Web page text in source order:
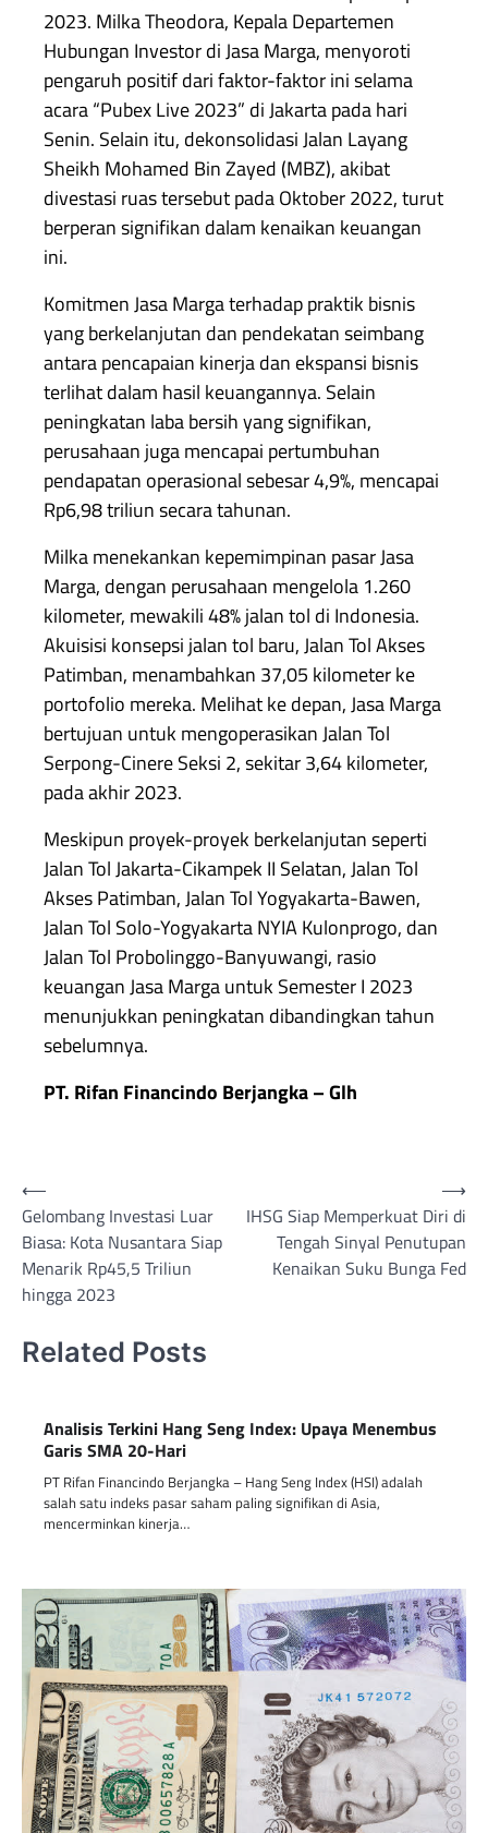
2023. Milka Theodora, Kepala Departemen
Hubungan Investor di Jasa Marga, menyoroti
pengaruh positif dari faktor-faktor ini selama
acara “Pubex Live 2023” di Jakarta pada hari
Senin. Selain itu, dekonsolidasi Jalan Layang
Sheikh Mohamed Bin Zayed (MBZ), akibat
divestasi ruas tersebut pada Oktober 2022, turut
berperan signifikan dalam kenaikan keuangan
ini.
Komitmen Jasa Marga terhadap praktik bisnis
yang berkelanjutan dan pendekatan seimbang
antara pencapaian kinerja dan ekspansi bisnis
terlihat dalam hasil keuangannya. Selain
peningkatan laba bersih yang signifikan,
perusahaan juga mencapai pertumbuhan
pendapatan operasional sebesar 4,9%, mencapai
Rp6,98 triliun secara tahunan.
Milka menekankan kepemimpinan pasar Jasa
Marga, dengan perusahaan mengelola 1.260
kilometer, mewakili 48% jalan tol di Indonesia.
Akuisisi konsepsi jalan tol baru, Jalan Tol Akses
Patimban, menambahkan 37,05 kilometer ke
portofolio mereka. Melihat ke depan, Jasa Marga
bertujuan untuk mengoperasikan Jalan Tol
Serpong-Cinere Seksi 2, sekitar 3,64 kilometer,
pada akhir 2023.
Meskipun proyek-proyek berkelanjutan seperti
Jalan Tol Jakarta-Cikampek II Selatan, Jalan Tol
Akses Patimban, Jalan Tol Yogyakarta-Bawen,
Jalan Tol Solo-Yogyakarta NYIA Kulonprogo, dan
Jalan Tol Probolinggo-Banyuwangi, rasio
keuangan Jasa Marga untuk Semester I 2023
menunjukkan peningkatan dibandingkan tahun
sebelumnya.
PT. Rifan Financindo Berjangka – Glh
Post
navigation
⟵
Gelombang Investasi Luar
Biasa: Kota Nusantara Siap
Menarik Rp45,5 Triliun
hingga 2023
IHSG Siap Memperkuat Diri di
Tengah Sinyal Penutupan
Kenaikan Suku Bunga Fed
⟶
Related Posts
Analisis Terkini Hang Seng Index: Upaya Menembus
Garis SMA 20-Hari
PT Rifan Financindo Berjangka – Hang Seng Index (HSI) adalah
salah satu indeks pasar saham paling signifikan di Asia,
mencerminkan kinerja…